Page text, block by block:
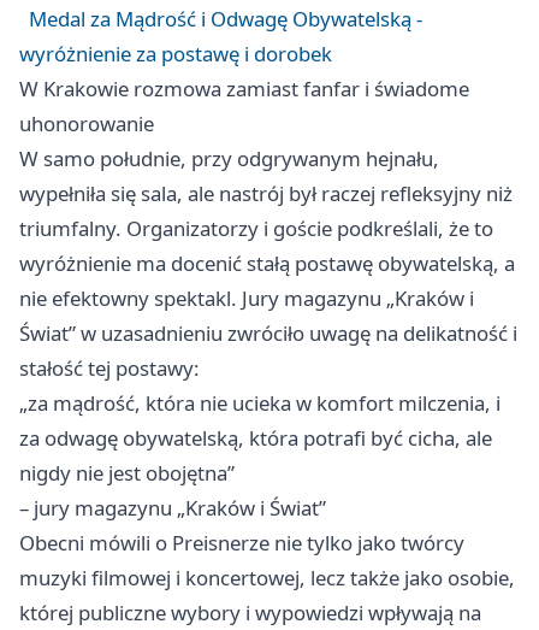
Medal za Mądrość i Odwagę Obywatelską -
wyróżnienie za postawę i dorobek
W Krakowie rozmowa zamiast fanfar i świadome
uhonorowanie
W samo południe, przy odgrywanym hejnału,
wypełniła się sala, ale nastrój był raczej refleksyjny niż
triumfalny. Organizatorzy i goście podkreślali, że to
wyróżnienie ma docenić stałą postawę obywatelską, a
nie efektowny spektakl. Jury magazynu „Kraków i
Świat” w uzasadnieniu zwróciło uwagę na delikatność i
stałość tej postawy:
„za mądrość, która nie ucieka w komfort milczenia, i
za odwagę obywatelską, która potrafi być cicha, ale
nigdy nie jest obojętna”
– jury magazynu „Kraków i Świat”
Obecni mówili o Preisnerze nie tylko jako twórcy
muzyki filmowej i koncertowej, lecz także jako osobie,
której publiczne wybory i wypowiedzi wpływają na